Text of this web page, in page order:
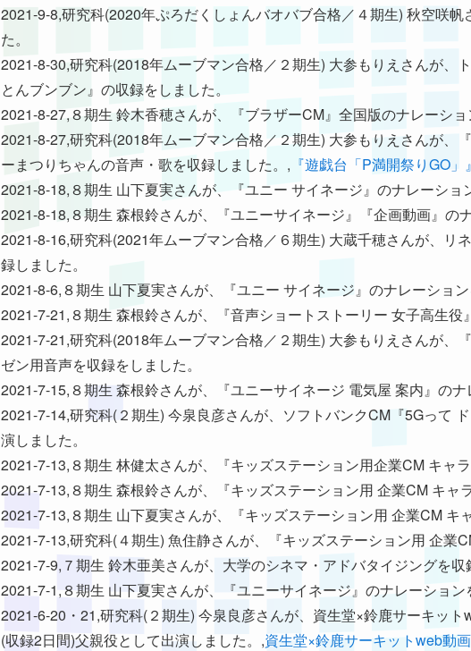
2021-9-8,研究科(2020年ぷろだくしょんバオバブ合格／４期生) 秋空咲
た。
2021-8-30,研究科(2018年ムーブマン合格／２期生) 大参もりえさんが、
とんブンブン』の収録をしました。
2021-8-27,８期生 鈴木香穂さんが、『ブラザーCM』全国版のナレーショ
2021-8-27,研究科(2018年ムーブマン合格／２期生) 大参もりえさんが、
ーまつりちゃんの音声・歌を収録しました。, 『遊戯台「P満開祭りGO
2021-8-18,８期生 山下夏実さんが、『ユニー サイネージ』のナレーショ
2021-8-18,８期生 森根鈴さんが、『ユニーサイネージ』『企画動画』の
2021-8-16,研究科(2021年ムーブマン合格／６期生) 大蔵千穂さんが、リ
録しました。
2021-8-6,８期生 山下夏実さんが、『ユニー サイネージ』のナレーション
2021-7-21,８期生 森根鈴さんが、『音声ショートストーリー 女子高生役
2021-7-21,研究科(2018年ムーブマン合格／２期生) 大参もりえさんが、
ゼン用音声を収録をしました。
2021-7-15,８期生 森根鈴さんが、『ユニーサイネージ 電気屋 案内』のナ
2021-7-14,研究科(２期生) 今泉良彦さんが、ソフトバンクCM『5Gって
演しました。
2021-7-13,８期生 林健太さんが、『キッズステーション用企業CM キャ
2021-7-13,８期生 森根鈴さんが、『キッズステーション用 企業CM キャ
2021-7-13,８期生 山下夏実さんが、『キッズステーション用 企業CM キ
2021-7-13,研究科(４期生) 魚住静さんが、『キッズステーション用 企業
2021-7-9,７期生 鈴木亜美さんが、大学のシネマ・アドバタイジングを収
2021-7-1,８期生 山下夏実さんが、『ユニーサイネージ』のナレーション
2021-6-20・21,研究科(２期生) 今泉良彦さんが、資生堂×鈴鹿サーキッ
(収録2日間)父親役として出演しました。,資生堂×鈴鹿サーキットweb動